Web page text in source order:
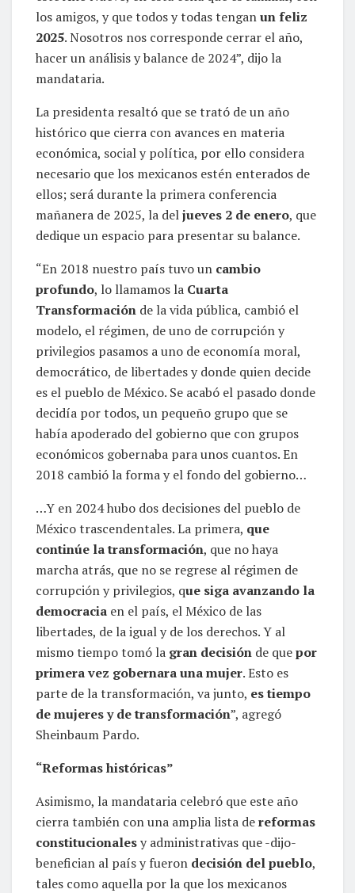
los amigos, y que todos y todas tenganun feliz
2025. Nosotros nos corresponde cerrar el año,
hacer un análisis y balance de 2024”, dijo la
mandataria.
La presidenta resaltó que se trató de un año
histórico que cierra con avances en materia
económica, social y política, por ello considera
necesario que los mexicanos estén enterados de
ellos; será durante la primera conferencia
mañanera de 2025, la deljueves 2 de enero, que
dedique un espacio para presentar su balance.
“En 2018 nuestro país tuvo un cambio
profundo, lo llamamos la Cuarta
Transformación de la vida pública, cambió el
modelo, el régimen, de uno de corrupción y
privilegios pasamos a uno de economía moral,
democrático, de libertades y donde quien decide
es el pueblo de México. Se acabó el pasado donde
decidía por todos, un pequeño grupo que se
había apoderado del gobierno que con grupos
económicos gobernaba para unos cuantos. En
2018 cambió la forma y el fondo del gobierno…
…Y en 2024 hubo dos decisiones del pueblo de
México trascendentales. La primera, que
continúe la transformación, que no haya
marcha atrás, que no se regrese al régimen de
corrupción y privilegios, que siga avanzando la
democracia en el país, el México de las
libertades, de la igual y de los derechos. Y al
mismo tiempo tomó la gran decisión de quepor
primera vez gobernara una mujer. Esto es
parte de la transformación, va junto, es tiempo
de mujeres y de transformación”, agregó
Sheinbaum Pardo.
“Reformas históricas”
Asimismo, la mandataria celebró que este año
cierra también con una amplia lista dereformas
constitucionalesy administrativas que -dijo-
benefician al país y fueron decisión del pueblo,
tales como aquella por la que los mexicanos